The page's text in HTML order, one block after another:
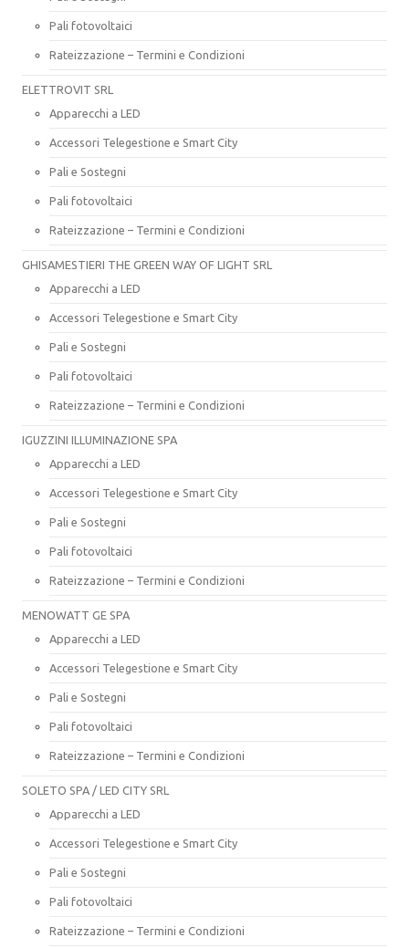
Pali fotovoltaici
Rateizzazione – Termini e Condizioni
ELETTROVIT SRL
Apparecchi a LED
Accessori Telegestione e Smart City
Pali e Sostegni
Pali fotovoltaici
Rateizzazione – Termini e Condizioni
GHISAMESTIERI THE GREEN WAY OF LIGHT SRL
Apparecchi a LED
Accessori Telegestione e Smart City
Pali e Sostegni
Pali fotovoltaici
Rateizzazione – Termini e Condizioni
IGUZZINI ILLUMINAZIONE SPA
Apparecchi a LED
Accessori Telegestione e Smart City
Pali e Sostegni
Pali fotovoltaici
Rateizzazione – Termini e Condizioni
MENOWATT GE SPA
Apparecchi a LED
Accessori Telegestione e Smart City
Pali e Sostegni
Pali fotovoltaici
Rateizzazione – Termini e Condizioni
SOLETO SPA / LED CITY SRL
Apparecchi a LED
Accessori Telegestione e Smart City
Pali e Sostegni
Pali fotovoltaici
Rateizzazione – Termini e Condizioni